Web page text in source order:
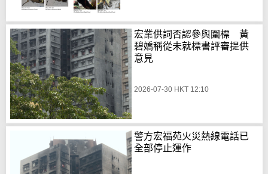
宏業供詞否認參與圍標 黃
碧嬌稱從未就標書評審提供
意見
2026-07-30 HKT 12:10
警方宏福苑火災熱線電話已
全部停止運作